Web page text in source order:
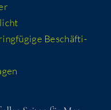
Beschäf­ti­